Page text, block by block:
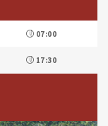
07:00
17:30